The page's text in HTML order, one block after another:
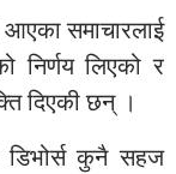
आएका समाचारलाई
निर्णय लिएको र
दिएकी छन् ।
डिभोर्स कुनै सहज